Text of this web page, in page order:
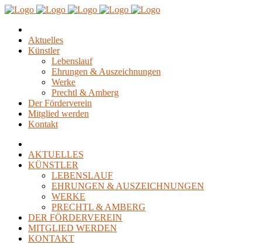
Aktuelles
Künstler
Lebenslauf
Ehrungen & Auszeichnungen
Werke
Prechtl & Amberg
Der Förderverein
Mitglied werden
Kontakt
AKTUELLES
KÜNSTLER
LEBENSLAUF
EHRUNGEN & AUSZEICHNUNGEN
WERKE
PRECHTL & AMBERG
DER FÖRDERVEREIN
MITGLIED WERDEN
KONTAKT